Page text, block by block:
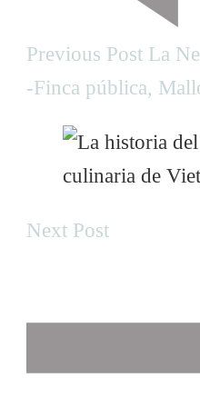
N
a
Previous Post La
-Finca pública,
Next Post